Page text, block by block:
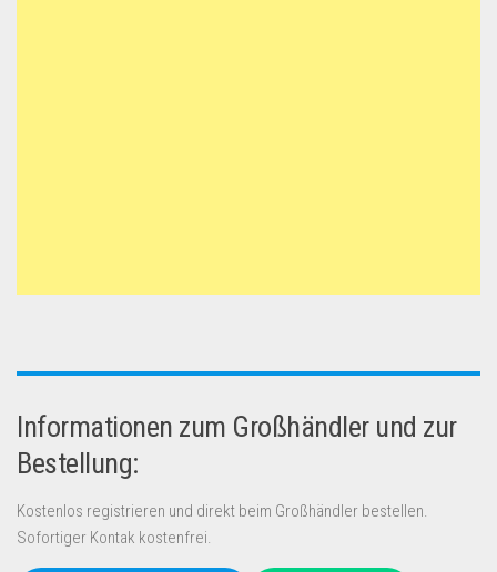
Informationen zum Großhändler und zur
Bestellung:
Kostenlos registrieren und direkt beim Großhändler bestellen.
Sofortiger Kontak kostenfrei.